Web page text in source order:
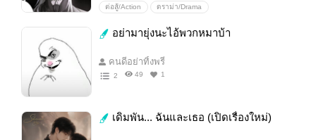
ต่อสู้/Action ดราม่า/Drama
อย่ามายุ่งนะไอ้พวกหมาบ้า
คนดีอย่าทิ้งพรี่
2 49 1
เดิมพัน... ฉันและเธอ (เปิดเรื่องใหม่)